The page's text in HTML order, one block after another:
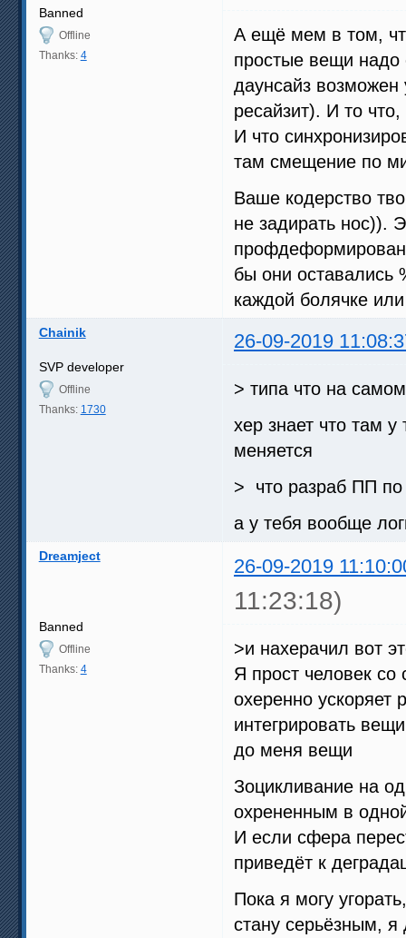
Banned
Offline
Thanks: 4
А ещё мем в том,
простые вещи надо
даунсайз возможен
ресайзит). И то
И что
там смещение по
Ваше кодерство
не задирать нос)).
бы они
каждой болячке
Chainik 26-09-2019
SVP developer
Offline
Thanks: 1730
> типа что на
хер знает что там
меняется
> что разраб ПП по
а у тебя вообще
Dreamject 26-09-2019
11:23:18)
Banned
Offline
Thanks: 4
>и нахерачил вот
Я прост человек
охеренно ускоряет
интегрировать
до меня вещи
Зоцикливание на
охрененным в
И если сфера
приведёт к
Пока я могу
стану серьёзным,